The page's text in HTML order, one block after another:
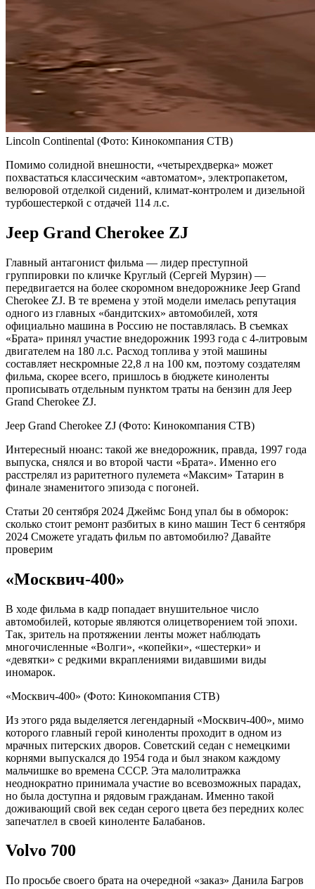
Lincoln Continental (Фото: Кинокомпания CTB)
Помимо солидной внешности, «четырехдверка» может
похвастаться классическим «автоматом», электропакетом,
велюровой отделкой сидений, климат-контролем и дизельной
турбошестеркой с отдачей 114 л.с.
Jeep Grand Cherokee ZJ
Главный антагонист фильма — лидер преступной
группировки по кличке Круглый (Сергей Мурзин) —
передвигается на более скоромном внедорожнике Jeep Grand
Cherokee ZJ. В те времена у этой модели имелась репутация
одного из главных «бандитских» автомобилей, хотя
официально машина в Россию не поставлялась. В съемках
«Брата» принял участие внедорожник 1993 года с 4-литровым
двигателем на 180 л.с. Расход топлива у этой машины
составляет нескромные 22,8 л на 100 км, поэтому создателям
фильма, скорее всего, пришлось в бюджете киноленты
прописывать отдельным пунктом траты на бензин для Jeep
Grand Cherokee ZJ.
Jeep Grand Cherokee ZJ (Фото: Кинокомпания CTB)
Интересный нюанс: такой же внедорожник, правда, 1997 года
выпуска, снялся и во второй части «Брата». Именно его
расстрелял из раритетного пулемета «Максим» Татарин в
финале знаменитого эпизода с погоней.
Статьи 20 сентября 2024 Джеймс Бонд упал бы в обморок:
сколько стоит ремонт разбитых в кино машин Тест 6 сентября
2024 Сможете угадать фильм по автомобилю? Давайте
проверим
«Москвич-400»
В ходе фильма в кадр попадает внушительное число
автомобилей, которые являются олицетворением той эпохи.
Так, зритель на протяжении ленты может наблюдать
многочисленные «Волги», «копейки», «шестерки» и
«девятки» с редкими вкраплениями видавшими виды
иномарок.
«Москвич-400» (Фото: Кинокомпания CTB)
Из этого ряда выделяется легендарный «Москвич-400», мимо
которого главный герой киноленты проходит в одном из
мрачных питерских дворов. Советский седан с немецкими
корнями выпускался до 1954 года и был знаком каждому
мальчишке во времена СССР. Эта малолитражка
неоднократно принимала участие во всевозможных парадах,
но была доступна и рядовым гражданам. Именно такой
доживающий свой век седан серого цвета без передних колес
запечатлел в своей киноленте Балабанов.
Volvo 700
По просьбе своего брата на очередной «заказ» Данила Багров